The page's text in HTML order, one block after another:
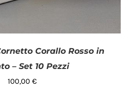
Corallo Rosso in
– Set 10 Pezzi
100,00 €